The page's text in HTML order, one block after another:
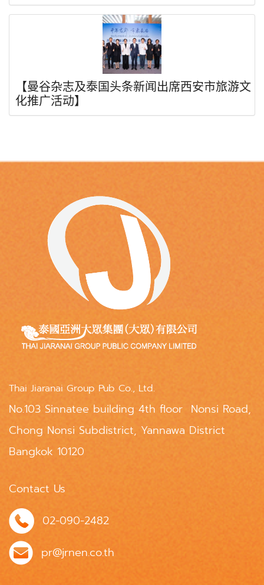
【曼谷杂志及泰国头条新闻出席西安市旅游文
化推广活动】
Thai Jiaranai Group Pub Co., Ltd.
No.103 Sinnatee building 4th floor Nonsi Road,
Chong Nonsi Subdistrict, Yannawa District
Bangkok 10120
Contact Us
02-090-2482
pr@jrnen.co.th